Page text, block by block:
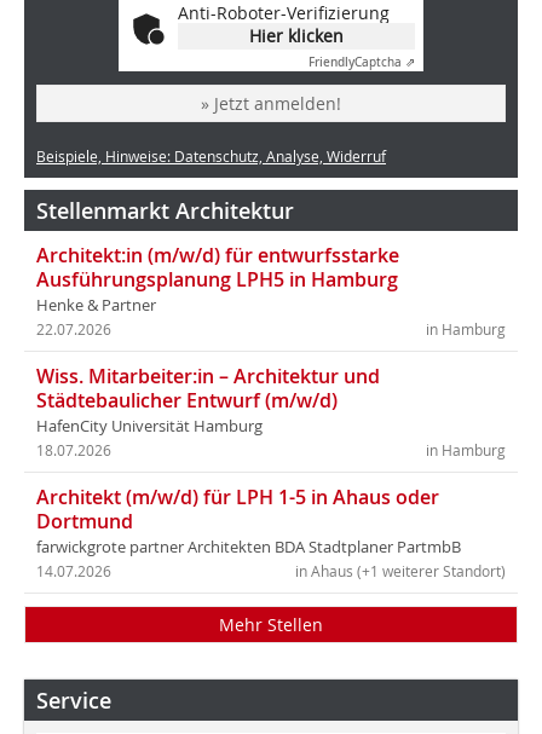
Anti-Roboter-Verifizierung
Hier klicken
FriendlyCaptcha ⇗
» Jetzt anmelden!
Beispiele, Hinweise: Datenschutz, Analyse, Widerruf
Stellenmarkt Architektur
Architekt:in (m/w/d) für entwurfsstarke
Ausführungsplanung LPH5 in Hamburg
Henke & Partner
in Hamburg
22.07.2026
Wiss. Mitarbeiter:in – Architektur und
Städtebaulicher Entwurf (m/w/d)
HafenCity Universität Hamburg
in Hamburg
18.07.2026
Architekt (m/w/d) für LPH 1-5 in Ahaus oder
Dortmund
farwickgrote partner Architekten BDA Stadtplaner PartmbB
in Ahaus (+1 weiterer Standort)
14.07.2026
Mehr Stellen
Service